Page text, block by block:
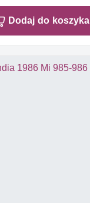
Dodaj do koszyka